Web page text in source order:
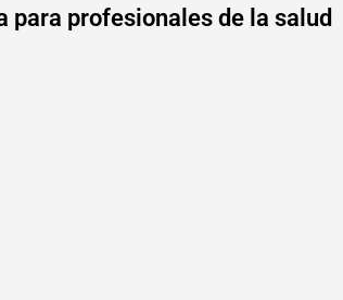
para profesionales de la salud